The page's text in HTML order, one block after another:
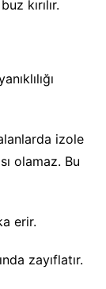
kırılır.
izole
olamaz. Bu
erir.
zayıflatır.